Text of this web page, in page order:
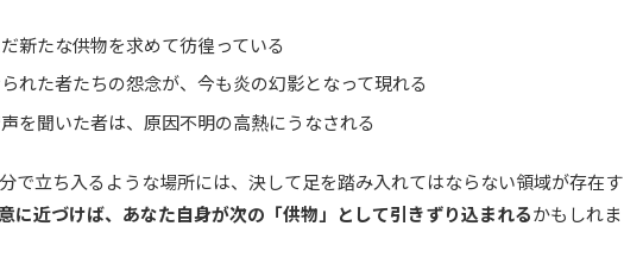
新たな供物を求めて彷徨っている
れた者たちの怨念が、今も炎の幻影となって現れる
を聞いた者は、原因不明の高熱にうなされる
で立ち入るような場所には、決して足を踏み入れてはならない領域が存在す
に近づけば、あなた自身が次の「供物」として引きずり込まれるかもしれま